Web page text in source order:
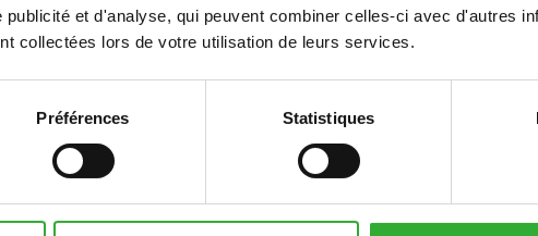
et d'analyse, qui peuvent combiner celles-ci avec d'autres
collectées lors de votre utilisation de leurs services.
Préférences Statistiques
compatible
755i
compatible
760i
compatible
845
compatible
850
compatiblecompatiblecompatiblecompatiblecompatiblecompatible